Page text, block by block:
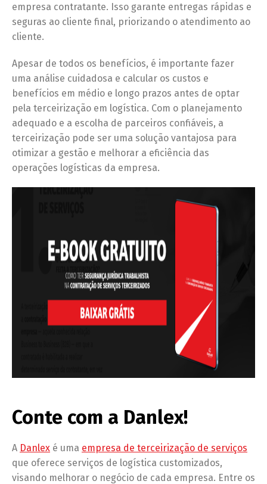
empresa contratante. Isso garante entregas rápidas e
seguras ao cliente final, priorizando o atendimento ao
cliente.
Apesar de todos os benefícios, é importante fazer
uma análise cuidadosa e calcular os custos e
benefícios em médio e longo prazos antes de optar
pela terceirização em logística. Com o planejamento
adequado e a escolha de parceiros confiáveis, a
terceirização pode ser uma solução vantajosa para
otimizar a gestão e melhorar a eficiência das
operações logísticas da empresa.
Conte com a Danlex!
A Danlex é uma empresa de terceirização de serviços
que oferece serviços de logística customizados,
visando melhorar o negócio de cada empresa. Entre os